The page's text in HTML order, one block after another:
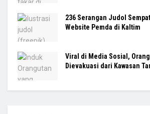
236 Serangan Judol
Website Pemda di Kaltim
Viral di Media Sosial,
Dievakuasi dari Kawasan